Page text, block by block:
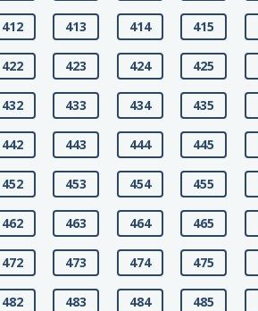
412 413 414 415
422 423 424 425
432 433 434 435
442 443 444 445
452 453 454 455
462 463 464 465
472 473 474 475
482 483 484 485